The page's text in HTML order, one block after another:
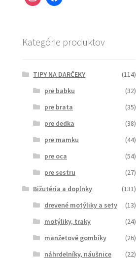
Kategórie produktov
TIPY NA DARČEKY
(114)
pre babku
(32)
pre brata
(35)
pre dedka
(38)
pre mamku
(44)
pre oca
(54)
pre sestru
(27)
Bižutéria a doplnky
(131)
drevené motýliky a sety
(13)
motýliky, traky
(24)
manžetové gombíky
(26)
náhrdelníky, náušnice
(22)